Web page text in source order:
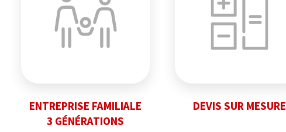
ENTREPRISE FAMILIALE
3 GÉNÉRATIONS
DEVIS SUR MESURE